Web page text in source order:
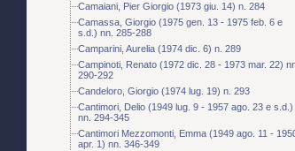
Camaiani, Pier Giorgio (1973 giu. 14) n. 284
Camassa, Giorgio (1975 gen. 13 - 1975 feb. 6 e
s.d.) nn. 285-288
Camparini, Aurelia (1974 dic. 6) n. 289
Campinoti, Renato (1972 dic. 28 - 1973 mar. 22)
290-292
Candeloro, Giorgio (1974 lug. 19) n. 293
Cantimori, Delio (1949 lug. 9 - 1957 ago. 23 e s.d.)
nn. 294-345
Cantimori Mezzomonti, Emma (1949 ago. 11 -
apr. 1) nn. 346-349